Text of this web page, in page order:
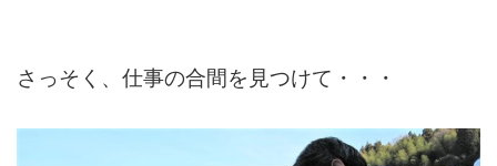
さっそく、仕事の合間を見つけて・・・